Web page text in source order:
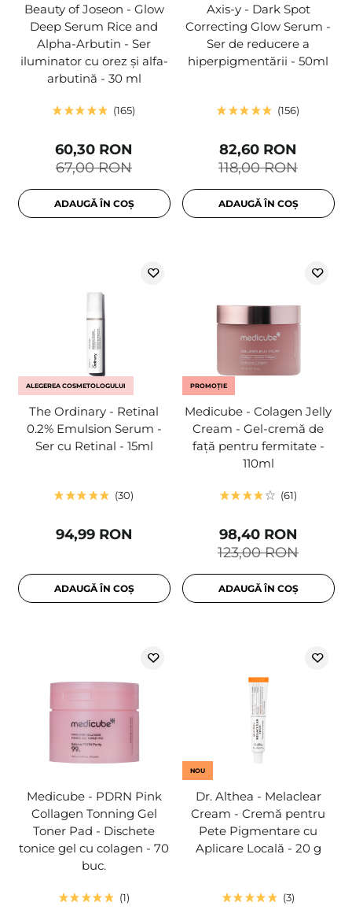
Beauty of Joseon - Glow
Deep Serum Rice and
Alpha-Arbutin - Ser
iluminator cu orez și alfa-
arbutină - 30 ml
165
67,00 RON
60,30 RON
ADAUGĂ ÎN COȘ
Axis-y - Dark Spot
Correcting Glow Serum -
Ser de reducere a
hiperpigmentării - 50ml
156
118,00 RON
82,60 RON
ADAUGĂ ÎN COȘ
ALEGEREA COSMETOLOGULUI
The Ordinary - Retinal
0.2% Emulsion Serum -
Ser cu Retinal - 15ml
30
94,99 RON
ADAUGĂ ÎN COȘ
PROMOȚIE
Medicube - Colagen Jelly
Cream - Gel-cremă de
față pentru fermitate -
110ml
61
123,00 RON
98,40 RON
ADAUGĂ ÎN COȘ
Medicube - PDRN Pink
Collagen Tonning Gel
Toner Pad - Dischete
tonice gel cu colagen - 70
buc.
1
NOU
Dr. Althea - Melaclear
Cream - Cremă pentru
Pete Pigmentare cu
Aplicare Locală - 20 g
3